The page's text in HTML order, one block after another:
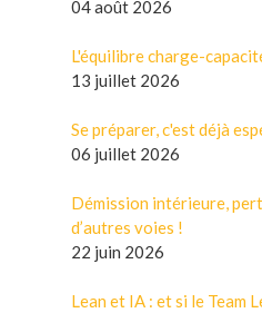
04 août 2026
L'équilibre charge-
13 juillet 2026
Se préparer, c'est déjà
06 juillet 2026
Démission intérieure,
d’autres voies !
22 juin 2026
Lean et IA : et si le Team